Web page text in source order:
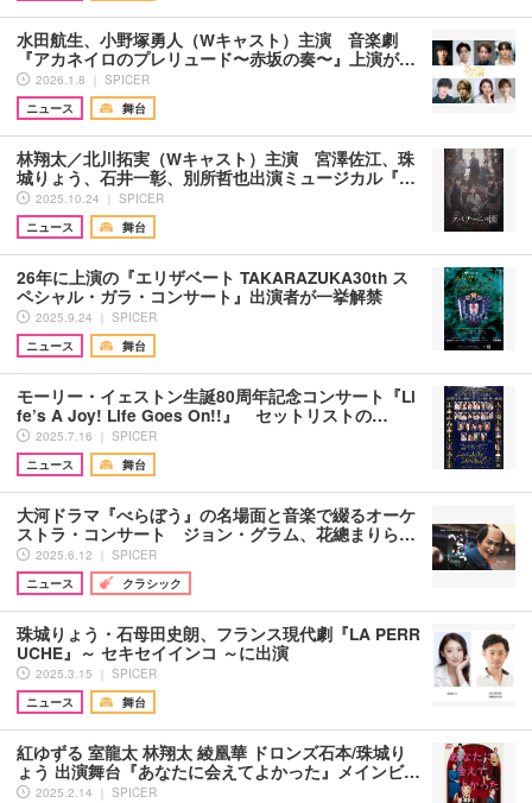
水田航生、小野塚勇人（Wキャスト）主演 ⾳楽劇
『アカネイロのプレリュード〜⾚坂の奏〜』上演が…
2026.1.8 ｜ SPICER
ニュース
舞台
林翔太／北川拓実（Wキャスト）主演 宮澤佐江、珠
城りょう、石井一彰、別所哲也出演ミュージカル『…
2025.10.24 ｜ SPICER
ニュース
舞台
26年に上演の『エリザベート TAKARAZUKA30th ス
ペシャル・ガラ・コンサート』出演者が一挙解禁
2025.9.24 ｜ SPICER
ニュース
舞台
モーリー・イェストン生誕80周年記念コンサート『Li
fe’s A Joy! Life Goes On!!』 セットリストの…
2025.7.16 ｜ SPICER
ニュース
舞台
大河ドラマ『べらぼう』の名場面と音楽で綴るオーケ
ストラ・コンサート ジョン・グラム、花總まりら…
2025.6.12 ｜ SPICER
ニュース
クラシック
珠城りょう・石母田史朗、フランス現代劇『LA PERR
UCHE』～ セキセイインコ ～に出演
2025.3.15 ｜ SPICER
ニュース
舞台
紅ゆずる 室龍太 林翔太 綾凰華 ドロンズ石本/珠城り
ょう 出演舞台『あなたに会えてよかった』メインビ…
2025.2.14 ｜ SPICER